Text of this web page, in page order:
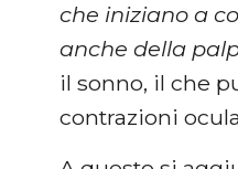
che iniziano a
anche della
il sonno, il che
contrazioni